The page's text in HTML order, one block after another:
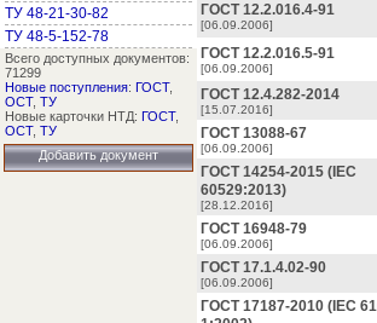
ТУ 48-21-30-82
ТУ 48-5-152-78
Всего доступных документов:
71299
Новые поступления: ГОСТ,
ОСТ, ТУ
Новые карточки НТД: ГОСТ,
ОСТ, ТУ
Добавить документ
ГОСТ 12.2.016.4-91
[06.09.2006]
ГОСТ 12.2.016.5-91
[06.09.2006]
ГОСТ 12.4.282-2014
[15.07.2016]
ГОСТ 13088-67
[06.09.2006]
ГОСТ 14254-2015 (IEC
60529:2013)
[28.12.2016]
ГОСТ 16948-79
[06.09.2006]
ГОСТ 17.1.4.02-90
[06.09.2006]
ГОСТ 17187-2010 (IEC